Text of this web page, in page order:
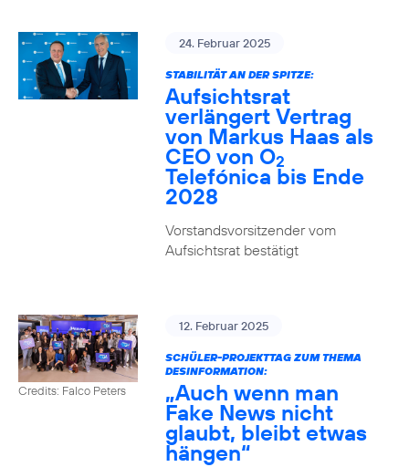
24. Februar 2025
STABILITÄT AN DER SPITZE:
Aufsichtsrat
verlängert Vertrag
von Markus Haas als
CEO von O2
Telefónica bis Ende
2028
Vorstandsvorsitzender vom
Aufsichtsrat bestätigt
Credits: Falco Peters
12. Februar 2025
SCHÜLER-PROJEKTTAG ZUM THEMA
DESINFORMATION:
„Auch wenn man
Fake News nicht
glaubt, bleibt etwas
hängen“